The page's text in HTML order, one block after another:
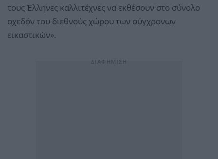
τους Έλληνες καλλιτέχνες να εκθέσουν στο σύνολο
σχεδόν του διεθνούς χώρου των σύγχρονων
εικαστικών».